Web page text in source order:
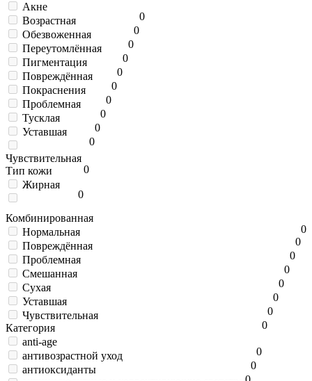
Акне
0
Возрастная
0
Обезвоженная
0
Переутомлённая
0
Пигментация
0
Повреждённая
0
Покраснения
0
Проблемная
0
Тусклая
0
Уставшая
0
Чувствительная
0
Тип кожи
Жирная
0
Комбинированная
0
Нормальная
0
Повреждённая
0
Проблемная
0
Смешанная
0
Сухая
0
Уставшая
0
Чувствительная
0
Категория
anti-age
0
антивозрастной уход
0
антиоксиданты